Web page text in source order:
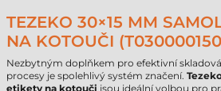
TEZEKO 30×15 MM
NA KOTOUČI
Nezbytným doplňkem pro efektivní
procesy je spolehlivý systém značení.
etikety na kotouči jsou ideální volbou pro